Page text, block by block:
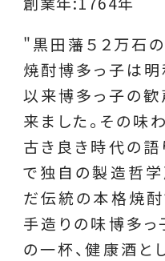
"黒田藩５２万石
焼酎博多っ子は明
以来博多っ子の歓
来ました。その味
古き良き時代の語
で独自の製造哲
だ伝統の本格焼
手造りの味博多
の一杯、健康酒と